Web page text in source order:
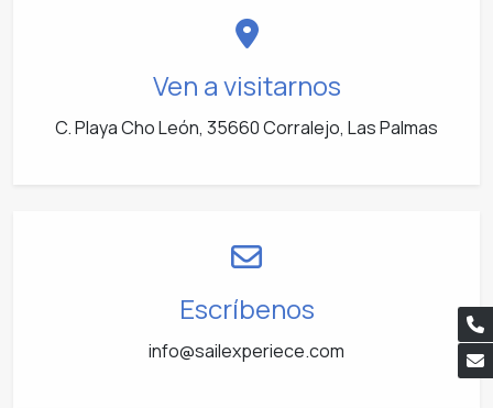
Ven a visitarnos
C. Playa Cho León, 35660 Corralejo, Las Palmas
Escríbenos
info@sailexperiece.com